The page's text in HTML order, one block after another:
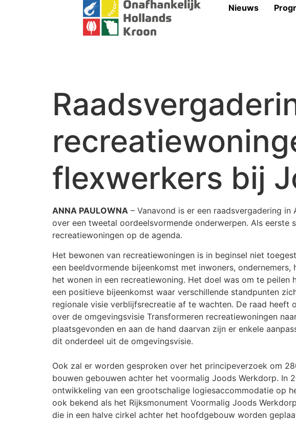
Nieuws
flexwerkers bij
ANNA PAULOWNA – Vanavond is er een raadsvergadering
over een tweetal oordeelsvormende onderwerpen. Als eerste
recreatiewoningen op de agenda.
Het bewonen van recreatiewoningen is in beginsel niet
een beeldvormende bijeenkomst met inwoners,
het wonen in een recreatiewoning. Het doel was om te peilen
een positieve bijeenkomst waar verschillende standpunten
regionale visie verblijfsrecreatie af te wachten. De raad heeft
over de omgevingsvisie Transformeren recreatiewoningen
plaatsgevonden en aan de hand daarvan zijn er enkele
dit onderdeel uit de omgevingsvisie.
Ook zal er worden gesproken over het principeverzoek om
bouwen gebouwen achter het voormalig Joods Werkdorp. In
ontwikkeling van een grootschalige logiesaccommodatie op
ook bekend als het Rijksmonument Voormalig Joods
die in een halve cirkel achter het hoofdgebouw worden